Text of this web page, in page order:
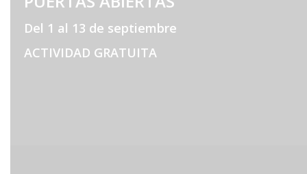
Del 1 al 13 de septiembre
ACTIVIDAD GRATUITA